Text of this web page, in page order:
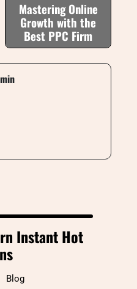
Mastering Online
Growth with the
Best PPC Firm
Instant Hot
Blog